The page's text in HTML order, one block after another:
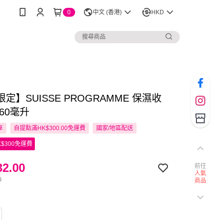
0 中文 (香港) HKD
定】SUISSE PROGRAMME 保濕收
毫升
自提點滿HK$300.00免運費 國家/地區配送
免運費
前往
人氣
商品